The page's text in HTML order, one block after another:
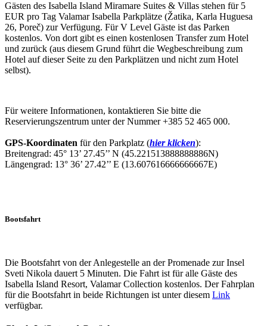
Gästen des Isabella Island Miramare Suites & Villas stehen für 5
EUR pro Tag Valamar Isabella Parkplätze (Žatika, Karla Huguesa
26, Poreč) zur Verfügung. Für V Level Gäste ist das Parken
kostenlos. Von dort gibt es einen kostenlosen Transfer zum Hotel
und zurück (aus diesem Grund führt die Wegbeschreibung zum
Hotel auf dieser Seite zu den Parkplätzen und nicht zum Hotel
selbst).
Für weitere Informationen, kontaktieren Sie bitte die
Reservierungszentrum unter der Nummer +385 52 465 000.
GPS-Koordinaten für den Parkplatz (hier klicken):
Breitengrad: 45° 13’ 27.45’’ N (45.221513888888886N)
Längengrad: 13° 36’ 27.42’’ E (13.607616666666667E)
Bootsfahrt
Die Bootsfahrt von der Anlegestelle an der Promenade zur Insel
Sveti Nikola dauert 5 Minuten. Die Fahrt ist für alle Gäste des
Isabella Island Resort, Valamar Collection kostenlos. Der Fahrplan
für die Bootsfahrt in beide Richtungen ist unter diesem Link
verfügbar.